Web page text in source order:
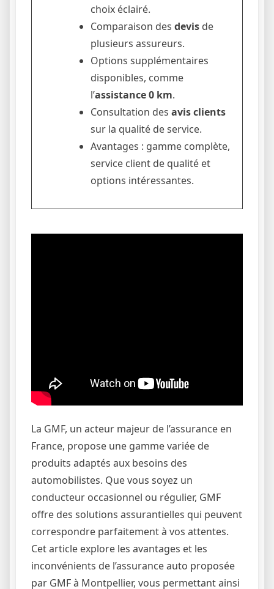
choix éclairé.
Comparaison des devis de
plusieurs assureurs.
Options supplémentaires
disponibles, comme
l’assistance 0 km.
Consultation des avis clients
sur la qualité de service.
Avantages : gamme complète,
service client de qualité et
options intéressantes.
La GMF, un acteur majeur de l’assurance en
France, propose une gamme variée de
produits adaptés aux besoins des
automobilistes. Que vous soyez un
conducteur occasionnel ou régulier, GMF
offre des solutions assurantielles qui peuvent
correspondre parfaitement à vos attentes.
Cet article explore les avantages et les
inconvénients de l’assurance auto proposée
par GMF à Montpellier, vous permettant ainsi